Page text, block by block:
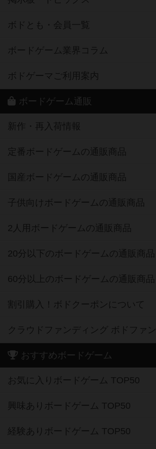
ボドとも・会員一覧
ボードゲーム業界コラム
ボドゲーマご利用案内
ボードゲーム通販
新作・再入荷情報
定番ボードゲームの通販商品
国産ボードゲームの通販商品
子供向けボードゲームの通販商品
2人用ボードゲームの通販商品
20分以下のボードゲームの通販商品
60分以上のボードゲームの通販商品
割引購入！ボドクーポンについて
クラウドファンディング ボドファン
おすすめボードゲーム
お気に入りボードゲーム TOP50
興味ありボードゲーム TOP50
経験ありボードゲーム TOP50